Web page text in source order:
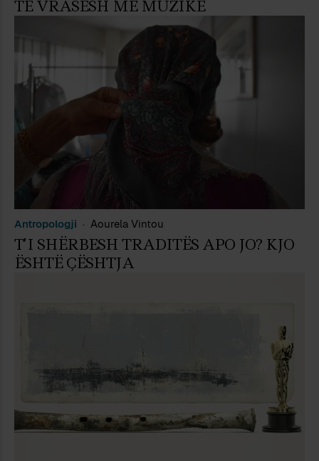
TË VRASËSH ME MUZIKË
Antropologji Aourela Vintou
T’I SHËRBESH TRADITËS APO JO? KJO
ËSHTË ÇËSHTJA